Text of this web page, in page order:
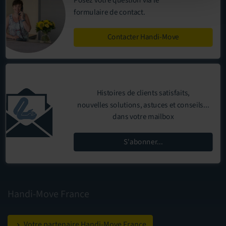
formulaire de contact.
Contacter Handi-Move
Histoires de clients satisfaits,
nouvelles solutions, astuces et conseils...
dans votre mailbox
S'abonner...
Handi-Move France